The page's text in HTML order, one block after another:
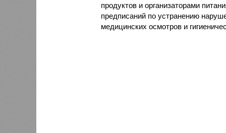
продуктов и организаторами
предписаний по устранению
медицинских осмотров и